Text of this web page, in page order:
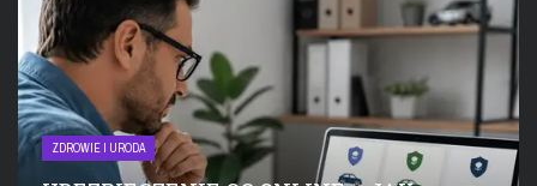
ZDROWIE I URODA